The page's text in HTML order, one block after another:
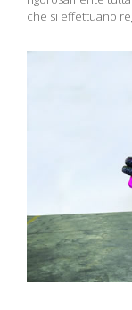
che si effettuano